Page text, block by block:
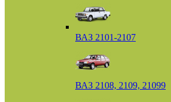
ВАЗ 2101-2107
ВАЗ 2108, 2109, 21099